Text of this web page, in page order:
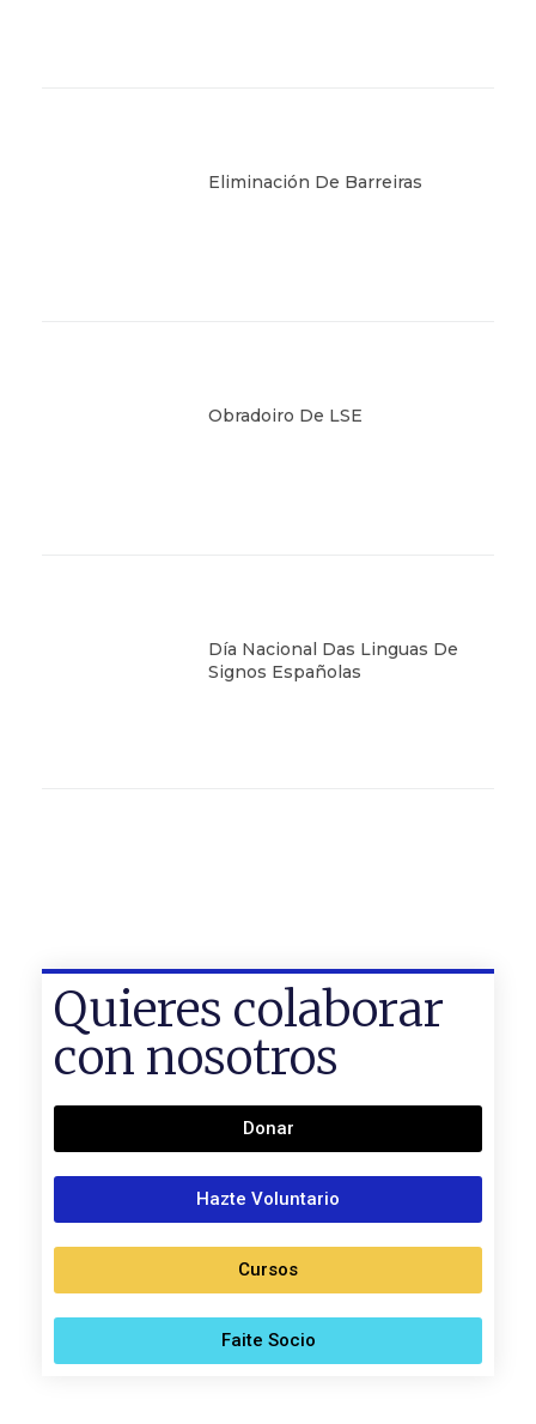
Eliminación De Barreiras
Obradoiro De LSE
Día Nacional Das Linguas De
Signos Españolas
Quieres colaborar
con nosotros
Donar
Hazte Voluntario
Cursos
Faite Socio